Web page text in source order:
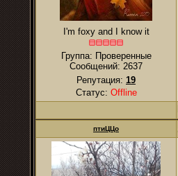
I'm foxy and I know it
Группа: Проверенные
Сообщений: 2637
Репутация: 19
Статус: Offline
птиЦЦо